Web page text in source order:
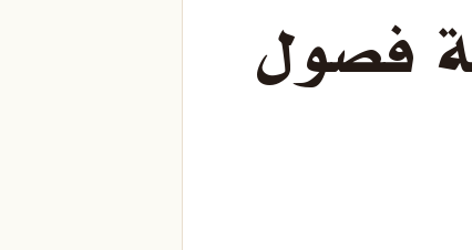
فصول